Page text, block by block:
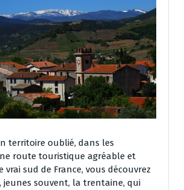
territoire oublié, dans les
route touristique agréable et
vrai sud de France, vous découvrez
jeunes souvent, la trentaine, qui